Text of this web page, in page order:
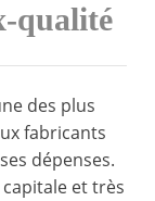
qualité
des plus
fabricants
dépenses.
et très